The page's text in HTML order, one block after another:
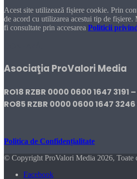
Acest site utilizează fișiere cookie. Prin
de acord cu utilizarea acestui tip de
fi consultate prin accesarea Politicii
Asociaţia ProValori Media
RO18 RZBR 0000 0600 1647 3191 –
RO85 RZBR 0000 0600 1647 3246
Politica de Confidențialitate
© Copyright ProValori Media 2026, Toate
Facebook